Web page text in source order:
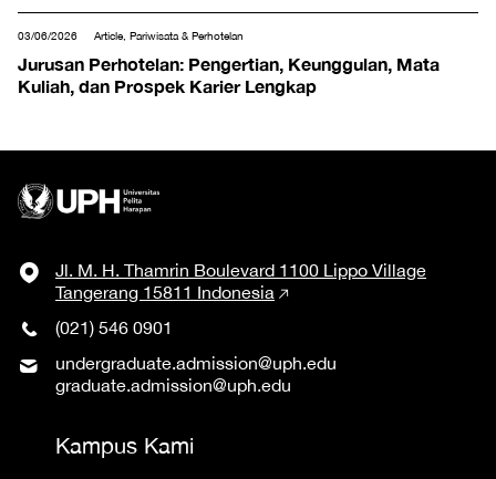
03/06/2026 Article, Pariwisata & Perhotelan
Jurusan Perhotelan: Pengertian, Keunggulan, Mata
Kuliah, dan Prospek Karier Lengkap
Jl. M. H. Thamrin Boulevard 1100 Lippo Village
Tangerang 15811 Indonesia
(021) 546 0901
undergraduate.admission@uph.edu
graduate.admission@uph.edu
Kampus Kami